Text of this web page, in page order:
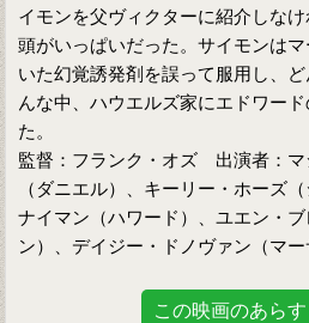
イモンを父ヴィクターに紹介しな
頭がいっぱいだった。サイモンは
いた幻覚誘発剤を誤って服用し、
んな中、ハウエルズ家にエドワー
た。
監督：フランク・オズ 出演者：マ
（ダニエル）、キーリー・ホーズ
ナイマン（ハワード）、ユエン・
ン）、デイジー・ドノヴァン（マ
この映画のあら